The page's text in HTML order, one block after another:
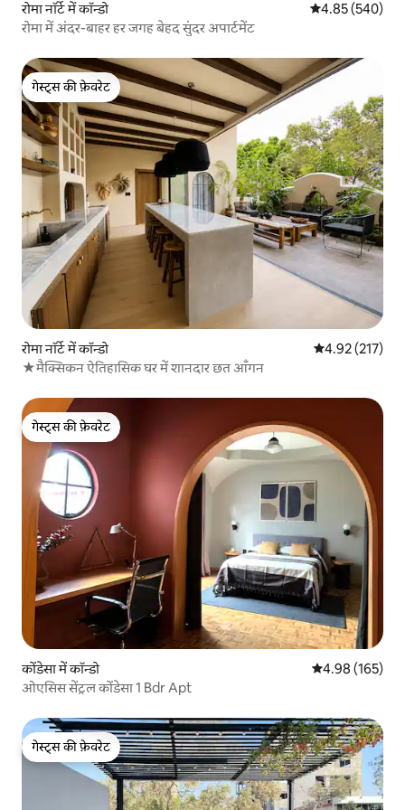
रोमा नॉर्टे में कॉन्डो औसत रेटिंग 5 में से
4.85 (540)
रोमा में अंदर-बाहर हर जगह बेहद सुंदर अपार्टमेंट
गेस्ट्स की फ़ेवरेट
गेस्ट्स की फ़ेवरेट
रोमा नॉर्टे में कॉन्डो औसत रेटिंग 5 में से
4.92 (217)
★मैक्सिकन ऐतिहासिक घर में शानदार छत आँगन
गेस्ट्स की फ़ेवरेट
गेस्ट्स की फ़ेवरेट
कोंडेसा में कॉन्डो औसत रेटिंग 5 में से
4.98 (165)
ओएसिस सेंट्रल कोंडेसा 1 Bdr Apt
गेस्ट्स की फ़ेवरेट
गेस्ट्स की फ़ेवरेट